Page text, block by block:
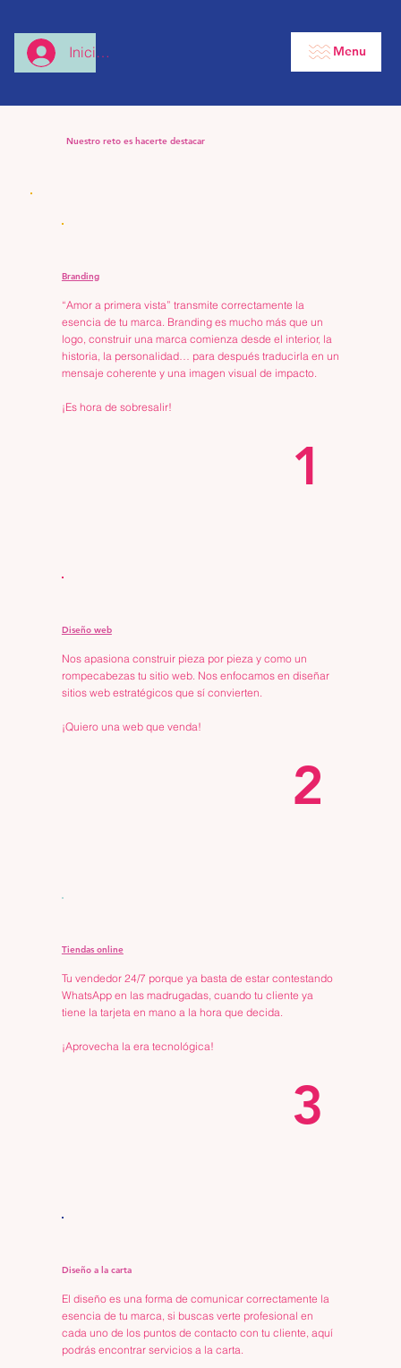
Menu
Iniciar sesión
Nuestro reto es hacerte destacar
“Amor a primera vista” transmite correctamente la
esencia de tu marca. Branding es mucho más que un
logo, construir una marca comienza desde el interior, la
historia, la personalidad… para después traducirla en un
mensaje coherente y una imagen visual de impacto.
¡Es hora de sobresalir!
Branding
1
Tiendas online
Tu vendedor 24/7 porque ya basta de estar contestando
WhatsApp en las madrugadas, cuando tu cliente ya
tiene la tarjeta en mano a la hora que decida.
¡Aprovecha la era tecnológica!
3
Diseño web
Nos apasiona construir pieza por pieza y como un
rompecabezas tu sitio web. Nos enfocamos en diseñar
sitios web estratégicos que sí convierten.
¡Quiero una web que venda!
2
Diseño a la carta
El diseño es una forma de comunicar correctamente la
esencia de tu marca, si buscas verte profesional en
cada uno de los puntos de contacto con tu cliente, aquí
podrás encontrar servicios a la carta.